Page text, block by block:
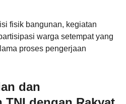
fisik bangunan, kegiatan
warga setempat yang
proses pengerjaan
dan